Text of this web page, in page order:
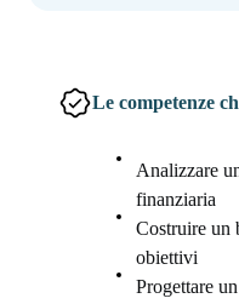
Le competenze
Analizzare
finanziaria
Costruire un
obiettivi
Progettare